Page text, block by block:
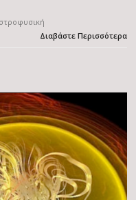
Διαβάστε Περισσότερα